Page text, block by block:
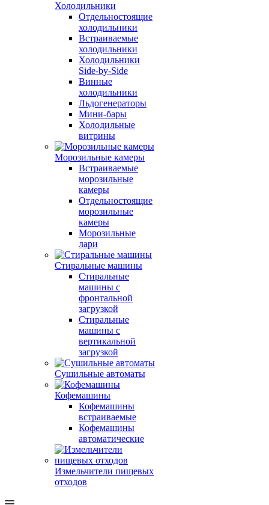
Холодильники
Отдельностоящие
холодильники
Встраиваемые
холодильники
Холодильники
Side-by-Side
Винные
холодильники
Льдогенераторы
Мини-бары
Холодильные
витрины
Морозильные камеры
Встраиваемые
морозильные
камеры
Отдельностоящие
морозильные
камеры
Морозильные
лари
Стиральные машины
Стиральные
машины с
фронтальной
загрузкой
Стиральные
машины с
вертикальной
загрузкой
Сушильные автоматы
Кофемашины
Кофемашины
встраиваемые
Кофемашины
автоматические
Измельчители пищевых
отходов